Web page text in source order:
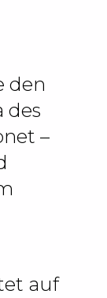
den
des
–
auf